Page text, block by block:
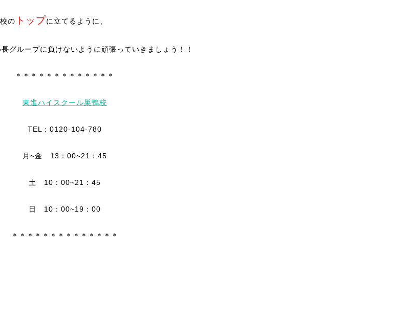
の トップに立てるように、
長グループに負けないように頑張っていきましょう！！
＊＊＊＊＊＊＊＊＊＊＊＊＊
東進ハイスクール巣鴨校
TEL : 0120-104-780
月~金 13：00~21：45
土 10：00~21：45
日 10：00~19：00
＊＊＊＊＊＊＊＊＊＊＊＊＊＊